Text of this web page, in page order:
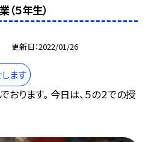
５年生）
更新日 2022/01/26
ます
おります。 今日は、５の２での授